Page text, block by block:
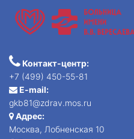
Контакт-центр:
+7 (499) 450-55-81
E-mail:
gkb81@zdrav.mos.ru
Адрес:
Москва, Лобненская 10